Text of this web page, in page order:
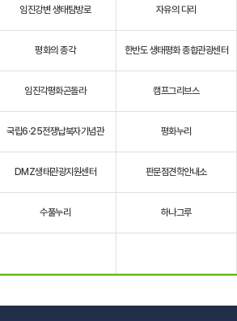
임진강변 생태탐방로 자유의 다리
평화의 종각 한반도 생태평화 종합관광센터
임진각평화곤돌라 캠프그리브스
국립6·25전쟁납북자기념관 평화누리
DMZ생태관광지원센터 판문점견학안내소
수풀누리 하나그루